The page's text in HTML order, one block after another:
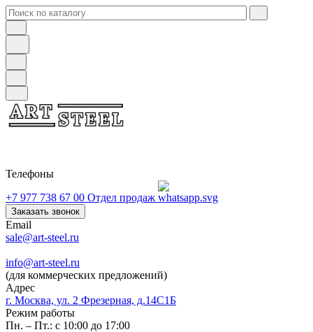
Телефоны
+7 977 738 67 00 Отдел продаж
Заказать звонок
Email
sale@art-steel.ru
info@art-steel.ru
(для коммерческих предложений)
Адрес
г. Москва, ул. 2 Фрезерная, д.14С1Б
Режим работы
Пн. – Пт.: с 10:00 до 17:00